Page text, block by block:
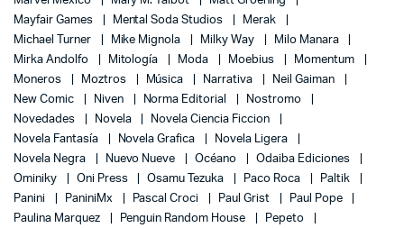
Mayfair Games
Mental Soda Studios
Merak
Michael Turner
Mike Mignola Milky Way
Milo Manara
Mirka Andolfo
Mitología Moda Moebius
Momentum
Moneros
Moztros Música Narrativa
Neil Gaiman
New Comic
Niven Norma Editorial
Nostromo
Novedades
Novela
Novela Ciencia Ficcion
Novela Fantasía
Novela Grafica
Novela Ligera
Novela Negra
Nuevo Nueve Océano
Odaiba Ediciones
Ominiky
Oni Press Osamu Tezuka Paco Roca
Paltik
Panini
PaniniMx Pascal Croci Paul Grist
Paul Pope
Paulina Marquez
Penguin Random House
Pepeto